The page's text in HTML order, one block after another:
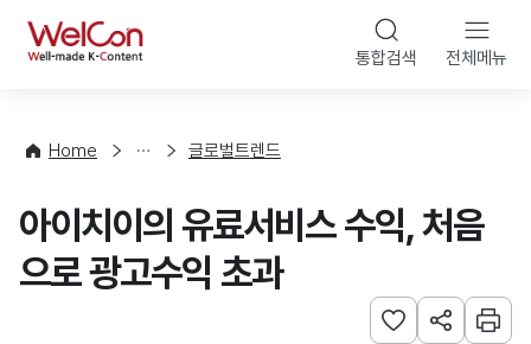
WelCon 통합검색 전체메뉴
Home
향
계
글로벌트렌드
아이치이의 유료서비스 수익, 처음
으로 광고수익 초과
관심사 등록하기
URL 공유하
인쇄